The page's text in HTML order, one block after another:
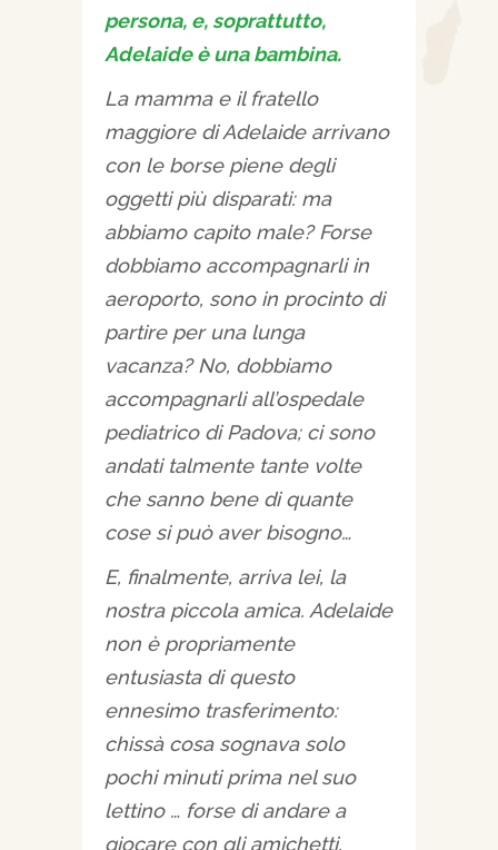
persona, e, soprattutto,
Adelaide è una bambina.
La mamma e il fratello
maggiore di Adelaide arrivano
con le borse piene degli
oggetti più disparati: ma
abbiamo capito male? Forse
dobbiamo accompagnarli in
aeroporto, sono in procinto di
partire per una lunga
vacanza? No, dobbiamo
accompagnarli all’ospedale
pediatrico di Padova; ci sono
andati talmente tante volte
che sanno bene di quante
cose si può aver bisogno…
E, finalmente, arriva lei, la
nostra piccola amica. Adelaide
non è propriamente
entusiasta di questo
ennesimo trasferimento:
chissà cosa sognava solo
pochi minuti prima nel suo
lettino … forse di andare a
giocare con gli amichetti,